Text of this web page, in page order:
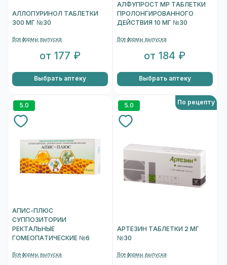
АЛЛОПУРИНОЛ ТАБЛЕТКИ
300 МГ №30
Все формы выпуска
от 177 ₽
Выбрать аптеку
АЛФУПРОСТ МР ТАБЛЕТКИ
ПРОЛОНГИРОВАННОГО
ДЕЙСТВИЯ 10 МГ №30
Все формы выпуска
от 184 ₽
Выбрать аптеку
5.0
АПИС-ПЛЮС
СУППОЗИТОРИИ
РЕКТАЛЬНЫЕ
ГОМЕОПАТИЧЕСКИЕ №6
Все формы выпуска
5.0 По рецепту
АРТЕЗИН ТАБЛЕТКИ 2 МГ
№30
Все формы выпуска